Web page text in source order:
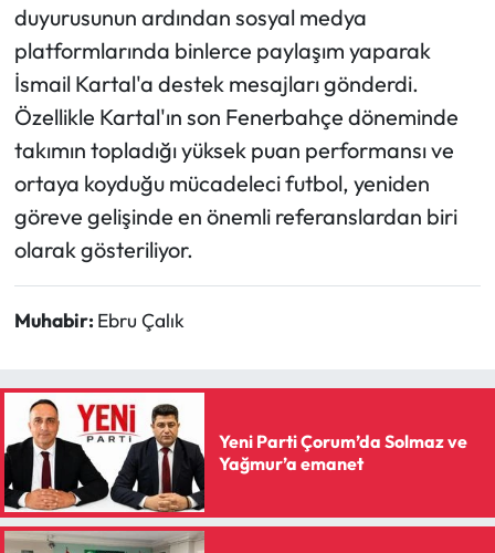
duyurusunun ardından sosyal medya
platformlarında binlerce paylaşım yaparak
İsmail Kartal'a destek mesajları gönderdi.
Özellikle Kartal'ın son Fenerbahçe döneminde
takımın topladığı yüksek puan performansı ve
ortaya koyduğu mücadeleci futbol, yeniden
göreve gelişinde en önemli referanslardan biri
olarak gösteriliyor.
Muhabir: Ebru Çalık
Yeni Parti Çorum’da Solmaz ve
Yağmur’a emanet